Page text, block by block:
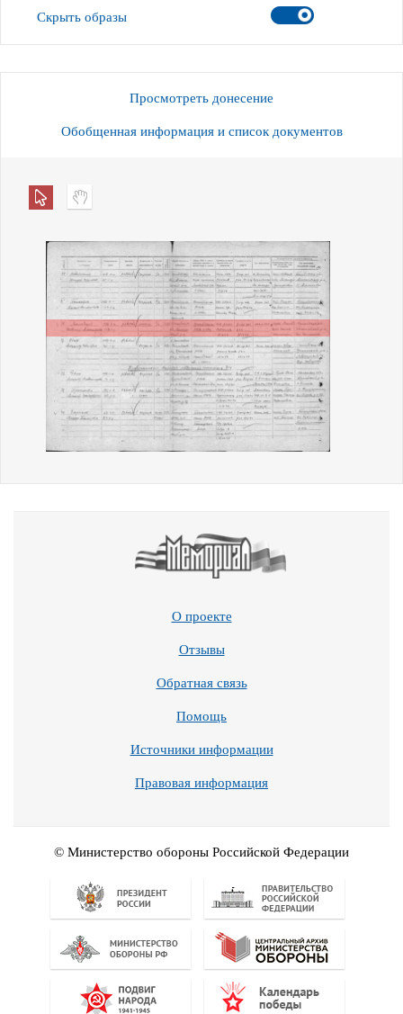
Скрыть образы
Просмотреть донесение
Обобщенная информация и список документов
О проекте
Отзывы
Обратная связь
Помощь
Источники информации
Правовая информация
© Министерство обороны Российской Федерации